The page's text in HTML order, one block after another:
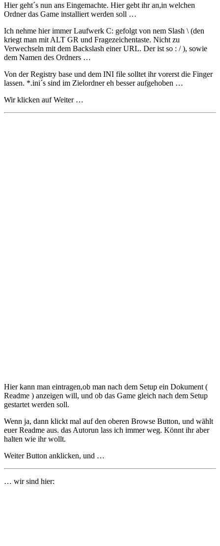
Hier geht´s nun ans Eingemachte. Hier gebt ihr an,in welchen
Ordner das Game installiert werden soll …
Ich nehme hier immer Laufwerk C: gefolgt von nem Slash \ (den
kriegt man mit ALT GR und Fragezeichentaste. Nicht zu
Verwechseln mit dem Backslash einer URL. Der ist so : / ), sowie
dem Namen des Ordners …
Von der Registry base und dem INI file solltet ihr vorerst die Finger
lassen. *.ini´s sind im Zielordner eh besser aufgehoben …
Wir klicken auf Weiter …
Hier kann man eintragen,ob man nach dem Setup ein Dokument (
Readme ) anzeigen will, und ob das Game gleich nach dem Setup
gestartet werden soll.
Wenn ja, dann klickt mal auf den oberen Browse Button, und wählt
euer Readme aus. das Autorun lass ich immer weg. Könnt ihr aber
halten wie ihr wollt.
Weiter Button anklicken, und …
… wir sind hier: